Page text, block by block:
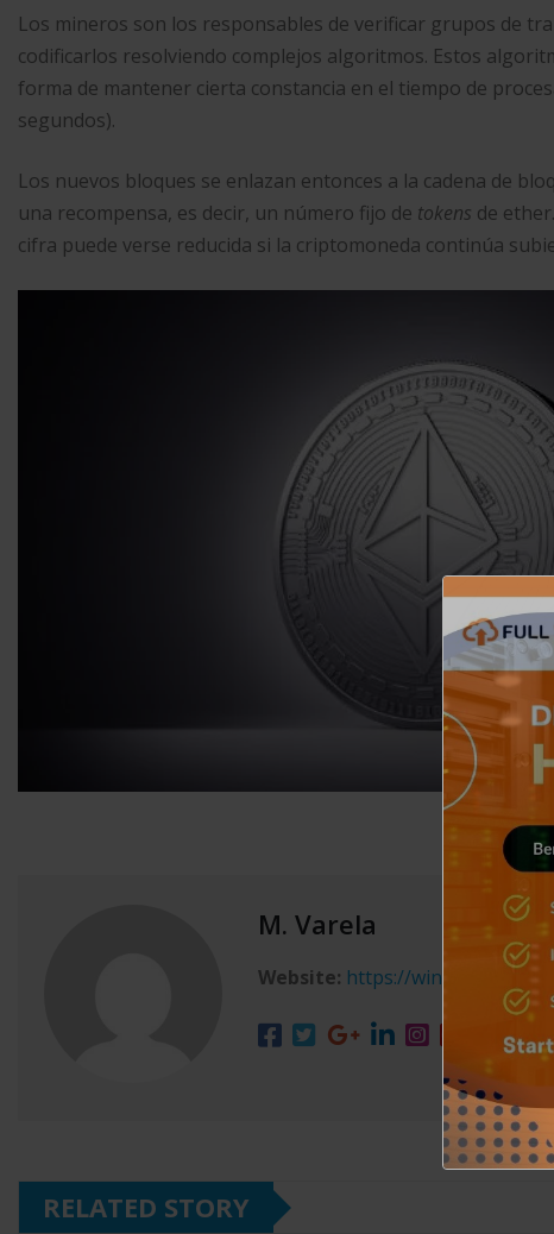
Los mineros son los responsables de verificar grupos de
codificarlos resolviendo complejos algoritmos. Estos
forma de mantener cierta constancia en el tiempo de
segundos).
Los nuevos bloques se enlazan entonces a la cadena de
una recompensa, es decir, un número fijo de tokens de
cifra puede verse reducida si la criptomoneda continúa
M. Varela
Website: https://winxgo.com/
RELATED STORY